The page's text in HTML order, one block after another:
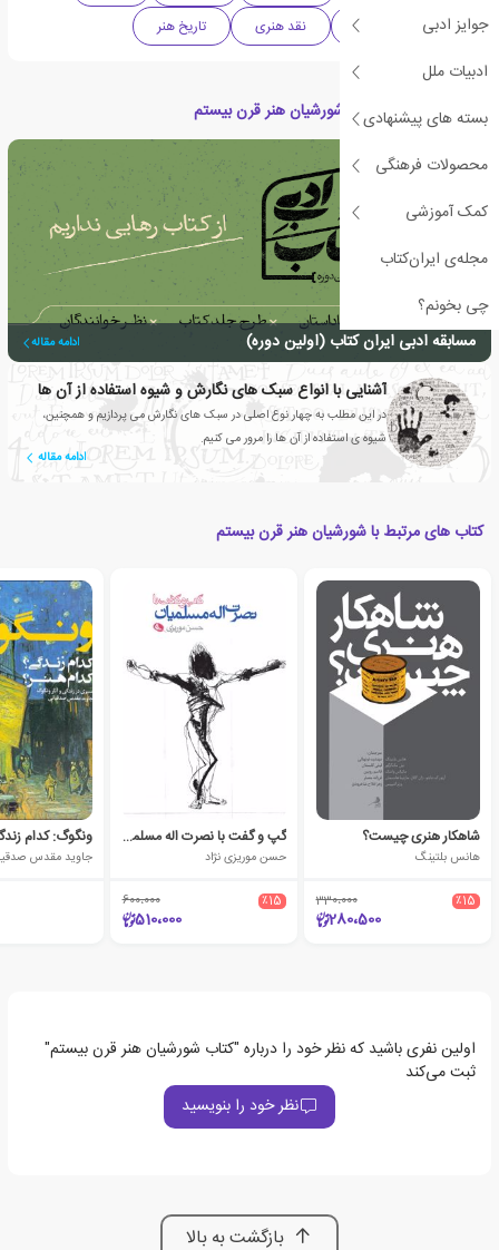
جوایز ادبی
ادبیات ملل
بسته های پیشنهادی
محصولات فرهنگی
کمک آموزشی
مجله‌ی ایران‌کتاب
چی بخونم؟
مجموعه آثار هنری
نقد هنری تاریخ هنر
مقالات مرتبط با کتاب شورشیان هنر قرن بیستم
مسابقه ادبی ایران کتاب (اولین دوره) ادامه مقاله
آشنایی با انواع سبک های نگارش و شیوه استفاده از آن ها
در این مطلب به چهار نوع اصلی در سبک های نگارش می پردازیم و همچنین،
شیوه ی استفاده از آن ها را مرور می کنیم.
ادامه مقاله
کتاب های مرتبط با شورشیان هنر قرن بیستم
شاهکار هنری چیست؟
هانس بلتینگ
٪15 330،000
280،500
گپ و گفت با نصرت اله مسلمیان
حسن موریزی نژاد
٪15 600،000
510،000
جاوید مقدس
اولین نفری باشید که نظر خود را درباره "کتاب شورشیان هنر قرن بیستم"
ثبت می‌کند
نظر خود را بنویسید
بازگشت به بالا